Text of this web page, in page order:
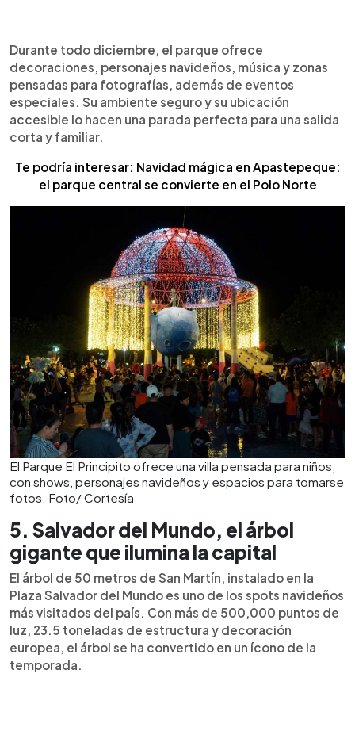
Durante todo diciembre, el parque ofrece
decoraciones, personajes navideños, música y zonas
pensadas para fotografías, además de eventos
especiales. Su ambiente seguro y su ubicación
accesible lo hacen una parada perfecta para una salida
corta y familiar.
Te podría interesar: Navidad mágica en Apastepeque:
el parque central se convierte en el Polo Norte
El Parque El Principito ofrece una villa pensada para niños,
con shows, personajes navideños y espacios para tomarse
fotos. Foto/ Cortesía
5. Salvador del Mundo, el árbol
gigante que ilumina la capital
El árbol de 50 metros de San Martín, instalado en la
Plaza Salvador del Mundo es uno de los spots navideños
más visitados del país. Con más de 500,000 puntos de
luz, 23.5 toneladas de estructura y decoración
europea, el árbol se ha convertido en un ícono de la
temporada.